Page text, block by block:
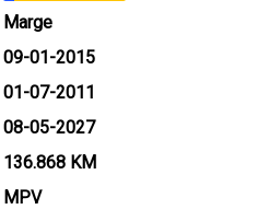
Marge
09-01-2015
01-07-2011
08-05-2027
136.868 KM
MPV